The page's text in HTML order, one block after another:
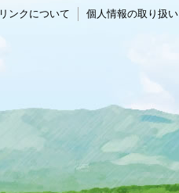
リンクについて 個人情報の取り扱い